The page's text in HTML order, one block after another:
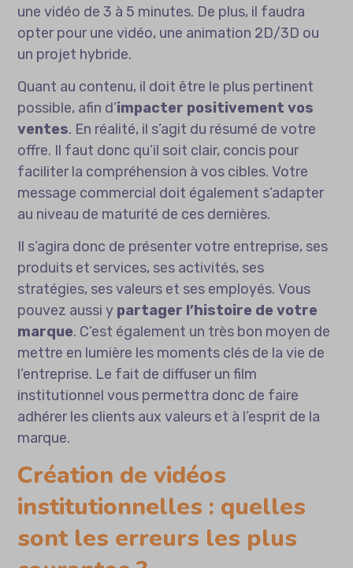
une vidéo de 3 à 5 minutes. De plus, il faudra
opter pour une vidéo, une animation 2D/3D ou
un projet hybride.
Quant au contenu, il doit être le plus pertinent
possible, afin d’impacter positivement vos
ventes. En réalité, il s’agit du résumé de votre
offre. Il faut donc qu’il soit clair, concis pour
faciliter la compréhension à vos cibles. Votre
message commercial doit également s’adapter
au niveau de maturité de ces dernières.
Il s’agira donc de présenter votre entreprise, ses
produits et services, ses activités, ses
stratégies, ses valeurs et ses employés. Vous
pouvez aussi y partager l’histoire de votre
marque. C’est également un très bon moyen de
mettre en lumière les moments clés de la vie de
l’entreprise. Le fait de diffuser un film
institutionnel vous permettra donc de faire
adhérer les clients aux valeurs et à l’esprit de la
marque.
Création de vidéos
institutionnelles : quelles
sont les erreurs les plus